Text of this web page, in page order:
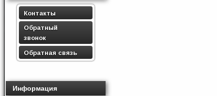
Контакты
Обратный
звонок
Обратная связь
Информация